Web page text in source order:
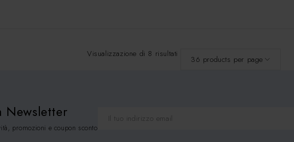
Visualizzazione di 8 risultati
Newsletter
promozioni e coupon sconto